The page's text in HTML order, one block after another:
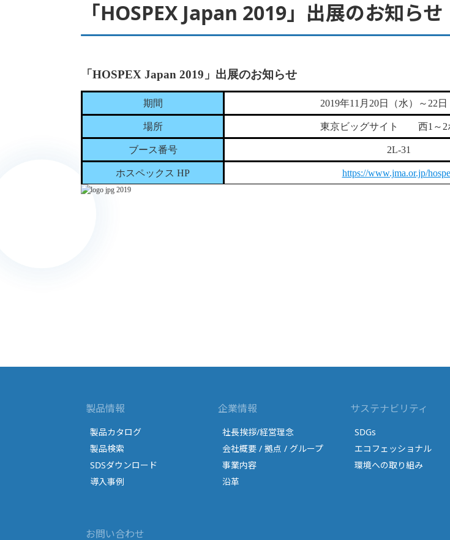
「HOSPEX Japan 2019」出展のお知らせ
「HOSPEX Japan 2019」出展のお知らせ
期間 2019年11月20日（水）～22日
場所 東京ビッグサイト 西1～2
ブース番号 2L-31
ホスペックス HP https://www.jma.or.jp/
製品情報
製品カタログ
製品検索
SDSダウンロード
導入事例
企業情報
社長挨拶/経営理念
会社概要 / 拠点 / グループ
事業内容
沿革
サステナビリティ
SDGs
エコフェッショナル
環境への取り組み
お問い合わせ